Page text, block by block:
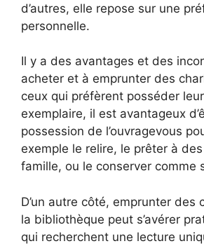
d’autres, elle repose sur une
personnelle.
Il y a des avantages et des
acheter et à emprunter des
ceux qui préfèrent posséder
exemplaire, il est avantageux
possession de l’ouvragevous
exemple le relire, le prêter à
famille, ou le conserver comme
D’un autre côté, emprunter des
la bibliothèque peut s’avérer
qui recherchent une lecture